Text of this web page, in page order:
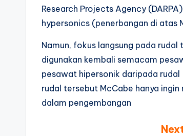
Research Projects Agency
hypersonics (penerbangan di atas
Namun, fokus langsung pada
digunakan kembali semacam
pesawat hipersonik daripada
rudal tersebut McCabe hanya
dalam pengembangan